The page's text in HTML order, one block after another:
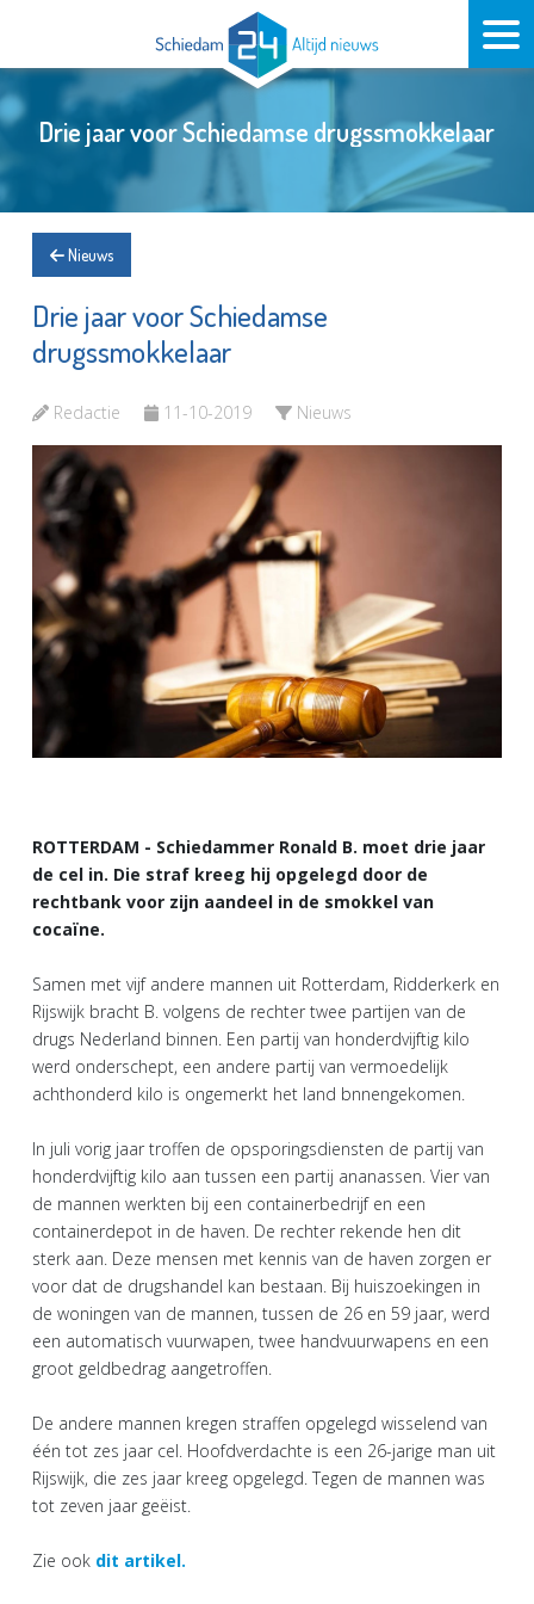
Drie jaar voor Schiedamse drugssmokkelaar
Nieuws
Drie jaar voor Schiedamse
drugssmokkelaar
Redactie 11-10-2019 Nieuws
ROTTERDAM - Schiedammer Ronald B. moet drie jaar
de cel in. Die straf kreeg hij opgelegd door de
rechtbank voor zijn aandeel in de smokkel van
cocaïne.
Samen met vijf andere mannen uit Rotterdam, Ridderkerk en
Rijswijk bracht B. volgens de rechter twee partijen van de
drugs Nederland binnen. Een partij van honderdvijftig kilo
werd onderschept, een andere partij van vermoedelijk
achthonderd kilo is ongemerkt het land bnnengekomen.
In juli vorig jaar troffen de opsporingsdiensten de partij van
honderdvijftig kilo aan tussen een partij ananassen. Vier van
de mannen werkten bij een containerbedrijf en een
containerdepot in de haven. De rechter rekende hen dit
sterk aan. Deze mensen met kennis van de haven zorgen er
voor dat de drugshandel kan bestaan. Bij huiszoekingen in
de woningen van de mannen, tussen de 26 en 59 jaar, werd
een automatisch vuurwapen, twee handvuurwapens en een
groot geldbedrag aangetroffen.
De andere mannen kregen straffen opgelegd wisselend van
één tot zes jaar cel. Hoofdverdachte is een 26-jarige man uit
Rijswijk, die zes jaar kreeg opgelegd. Tegen de mannen was
tot zeven jaar geëist.
Zie ook dit artikel.